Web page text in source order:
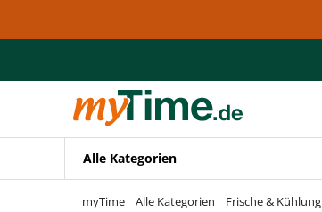
Zur Navigation springen
Alle Kategorien
myTime Alle Kategorien Frische & Kühlung